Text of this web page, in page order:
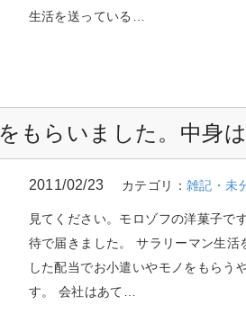
生活を送っている…
もらいました。中身は
2011/02/23 カテゴリ： 雑記・未
見てください。モロゾフの洋菓子で
待で届きました。 サラリーマン生活
した配当でお小遣いやモノをもらう
す。 会社はあて…